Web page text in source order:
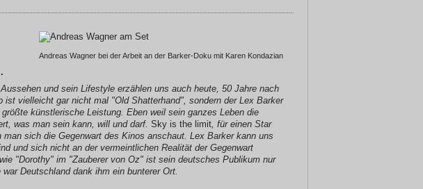
Andreas Wagner bei der Arbeit an der Barker-Doku mit Karen Kondazian
und sein Lifestyle erzählen uns auch heute, 50 Jahre nach
ist vielleicht gar nicht mal "Old Shatterhand", sondern der Lex Barker
künstlerische Leistung. Eben weil sein ganzes Leben die
was man sein kann, will und darf. Sky is the limit , für einen Star
sich die Gegenwart des Kinos anschaut. Lex Barker kann uns
und sich nicht an der vermeintlichen Realität der Gegenwart
"Dorothy" im "Zauberer von Oz" ist sein deutsches Publikum nur
war Deutschland dank ihm ein bunterer Ort.